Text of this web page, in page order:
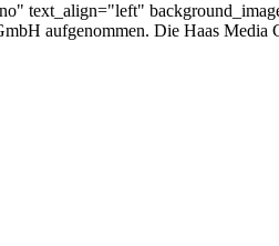
text_align="left"
aufgenommen. Die Haas Media